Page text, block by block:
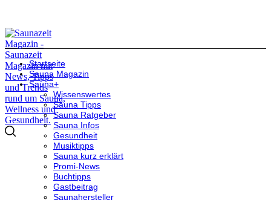
Startseite
Sauna Magazin
Sauna+
Wissenswertes
Sauna Tipps
Sauna Ratgeber
Sauna Infos
Gesundheit
Musiktipps
Sauna kurz erklärt
Promi-News
Buchtipps
Gastbeitrag
Saunahersteller